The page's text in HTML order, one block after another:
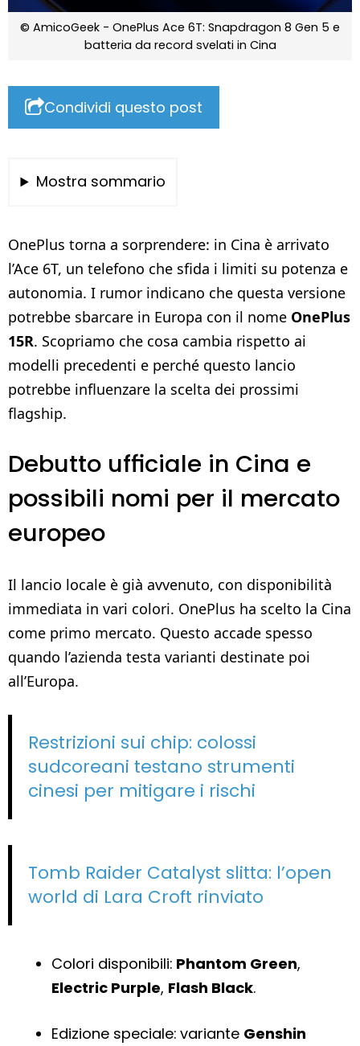
© AmicoGeek - OnePlus Ace 6T: Snapdragon 8 Gen 5 e
batteria da record svelati in Cina
Condividi questo post
Mostra sommario
OnePlus torna a sorprendere: in Cina è arrivato
l’Ace 6T, un telefono che sfida i limiti su potenza e
autonomia. I rumor indicano che questa versione
potrebbe sbarcare in Europa con il nome OnePlus
15R. Scopriamo che cosa cambia rispetto ai
modelli precedenti e perché questo lancio
potrebbe influenzare la scelta dei prossimi
flagship.
Debutto ufficiale in Cina e
possibili nomi per il mercato
europeo
Il lancio locale è già avvenuto, con disponibilità
immediata in vari colori. OnePlus ha scelto la Cina
come primo mercato. Questo accade spesso
quando l’azienda testa varianti destinate poi
all’Europa.
Restrizioni sui chip: colossi
sudcoreani testano strumenti
cinesi per mitigare i rischi
Tomb Raider Catalyst slitta: l’open
world di Lara Croft rinviato
Colori disponibili: Phantom Green,
Electric Purple, Flash Black.
Edizione speciale: variante Genshin